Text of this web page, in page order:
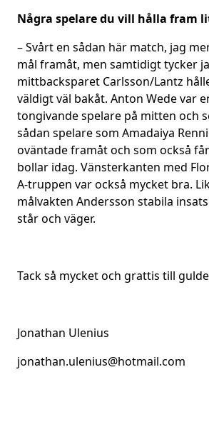
Några spelare du vill hålla fram
– Svårt en sådan här match, jag
mål framåt, men samtidigt tycker
mittbacksparet Carlsson/Lantz
väldigt väl bakåt. Anton Wede var
tongivande spelare på mitten och
sådan spelare som Amadaiya
oväntade framåt och som också
bollar idag. Vänsterkanten med
A-truppen var också mycket bra.
målvakten Andersson stabila
står och väger.
Tack så mycket och grattis till
Jonathan Ulenius
jonathan.ulenius@hotmail.com